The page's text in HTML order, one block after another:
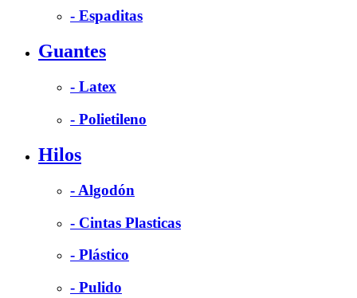
- Espaditas
Guantes
- Latex
- Polietileno
Hilos
- Algodón
- Cintas Plasticas
- Plástico
- Pulido